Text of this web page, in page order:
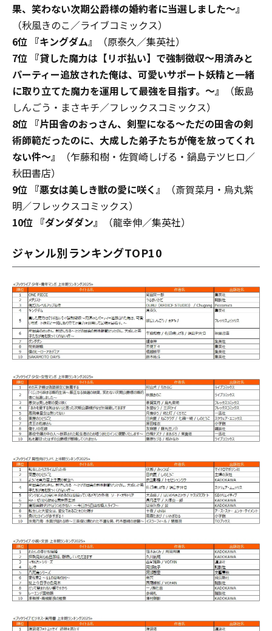
果、笑わない次期公爵様の婚約者に当選しました～』
（秋風きのこ／ライブコミックス）
6位 『キングダム』
（原泰久／集英社）
7位 『貸した魔力は【リボ払い】で強制徴収～用済みと
パーティー追放された俺は、可愛いサポート妖精と一緒
に取り立てた魔力を運用して最強を目指す。～』
（飯島
しんごう・まさキチ／フレックスコミックス）
8位 『片田舎のおっさん、剣聖になる～ただの田舎の剣
術師範だったのに、大成した弟子たちが俺を放ってくれ
ない件～』
（乍藤和樹・佐賀崎しげる・鍋島テツヒロ／
秋田書店）
9位 『悪女は美しき獣の愛に咲く』
（斎賀菜月・烏丸紫
明／フレックスコミックス）
10位 『ダンダダン』
（龍幸伸／集英社）
ジャンル別ランキングTOP10